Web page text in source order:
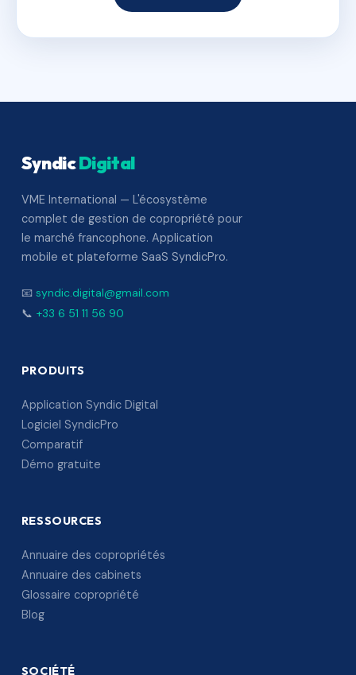
SyndicDigital
VME International — L'écosystème
complet de gestion de copropriété pour
le marché francophone. Application
mobile et plateforme SaaS SyndicPro.
📧 syndic.digital@gmail.com
📞 +33 6 51 11 56 90
PRODUITS
Application Syndic Digital
Logiciel SyndicPro
Comparatif
Démo gratuite
RESSOURCES
Annuaire des copropriétés
Annuaire des cabinets
Glossaire copropriété
Blog
SOCIÉTÉ